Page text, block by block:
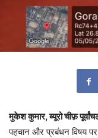
मुकेश कुमार, ब्यूरो चीफ़
पहचान और प्रबंधन विषय